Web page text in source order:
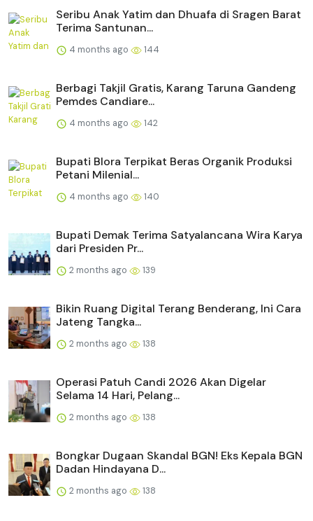
Seribu Anak Yatim dan Dhuafa di Sragen Barat
Terima Santunan...
4 months ago 144
Berbagi Takjil Gratis, Karang Taruna Gandeng
Pemdes Candiare...
4 months ago 142
Bupati Blora Terpikat Beras Organik Produksi
Petani Milenial...
4 months ago 140
Bupati Demak Terima Satyalancana Wira Karya
dari Presiden Pr...
2 months ago 139
Bikin Ruang Digital Terang Benderang, Ini Cara
Jateng Tangka...
2 months ago 138
Operasi Patuh Candi 2026 Akan Digelar
Selama 14 Hari, Pelang...
2 months ago 138
Bongkar Dugaan Skandal BGN! Eks Kepala BGN
Dadan Hindayana D...
2 months ago 138